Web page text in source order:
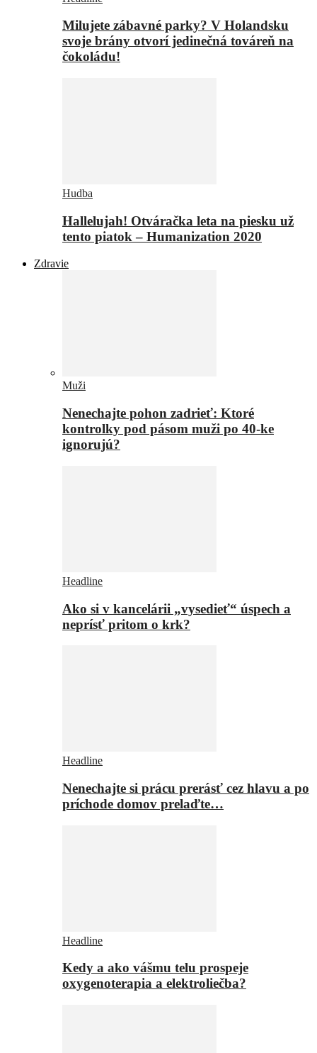
Milujete zábavné parky? V Holandsku
svoje brány otvorí jedinečná továreň na
čokoládu!
Hudba
Hallelujah! Otváračka leta na piesku už
tento piatok – Humanization 2020
Zdravie
Muži
Nenechajte pohon zadrieť: Ktoré
kontrolky pod pásom muži po 40-ke
ignorujú?
Headline
Ako si v kancelárii „vysedieť“ úspech a
neprísť pritom o krk?
Headline
Nenechajte si prácu prerásť cez hlavu a po
príchode domov prelaďte…
Headline
Kedy a ako vášmu telu prospeje
oxygenoterapia a elektroliečba?